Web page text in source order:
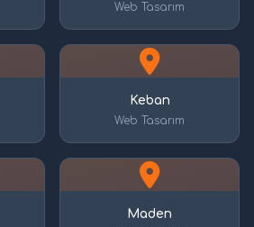
Web Tasarım
Keban
Web Tasarım
Maden